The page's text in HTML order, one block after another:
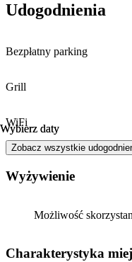
Wybierz daty
Wybierz daty
Udogodnienia
Bezpłatny parking
Grill
WiFi
Zobacz wszystkie
Wyżywienie
Możliwość
Charakterystyka